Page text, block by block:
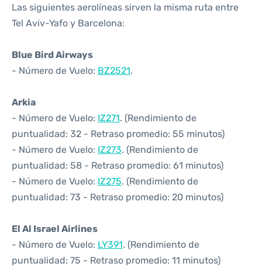
Las siguientes aerolíneas sirven la misma ruta entre
Tel Aviv-Yafo y Barcelona:
Blue Bird Airways
- Número de Vuelo: BZ2521.
Arkia
- Número de Vuelo: IZ271. (Rendimiento de
puntualidad: 32 - Retraso promedio: 55 minutos)
- Número de Vuelo: IZ273. (Rendimiento de
puntualidad: 58 - Retraso promedio: 61 minutos)
- Número de Vuelo: IZ275. (Rendimiento de
puntualidad: 73 - Retraso promedio: 20 minutos)
El Al Israel Airlines
- Número de Vuelo: LY391. (Rendimiento de
puntualidad: 75 - Retraso promedio: 11 minutos)